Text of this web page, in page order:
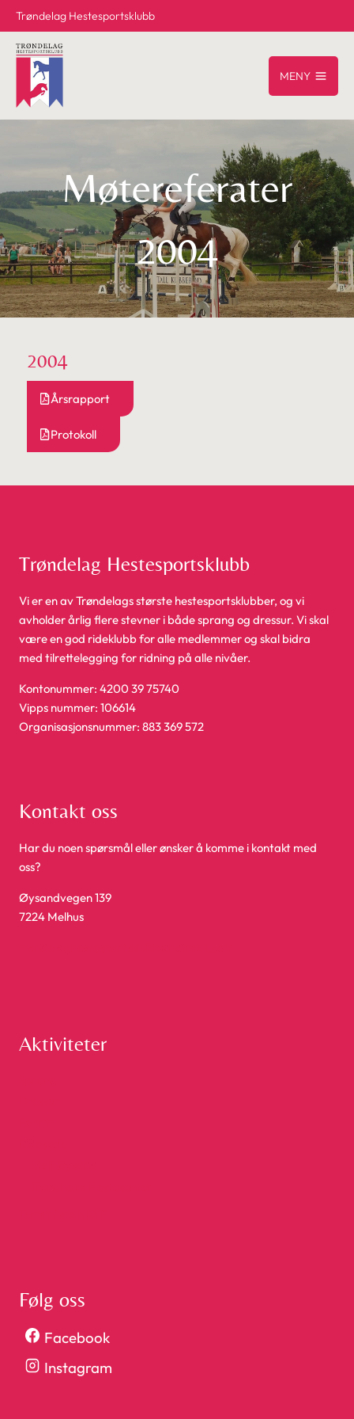
Trøndelag Hestesportsklubb
MENY
Møtereferater
2004
2004
Årsrapport
Protokoll
Trøndelag Hestesportsklubb
Vi er en av Trøndelags største hestesportsklubber, og vi
avholder årlig flere stevner i både sprang og dressur. Vi skal
være en god rideklubb for alle medlemmer og skal bidra
med tilrettelegging for ridning på alle nivåer.
Kontonummer: 4200 39 75740
Vipps nummer: 106614
Organisasjonsnummer: 883 369 572
Kontakt oss
Har du noen spørsmål eller ønsker å komme i kontakt med
oss?
Øysandvegen 139
7224 Melhus
Aktiviteter
Følg oss
Facebook
Instagram